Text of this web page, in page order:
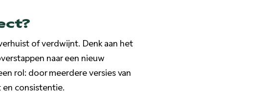
of verdwijnt. Denk aan het
naar een nieuw
rol: door meerdere versies van
consistentie.